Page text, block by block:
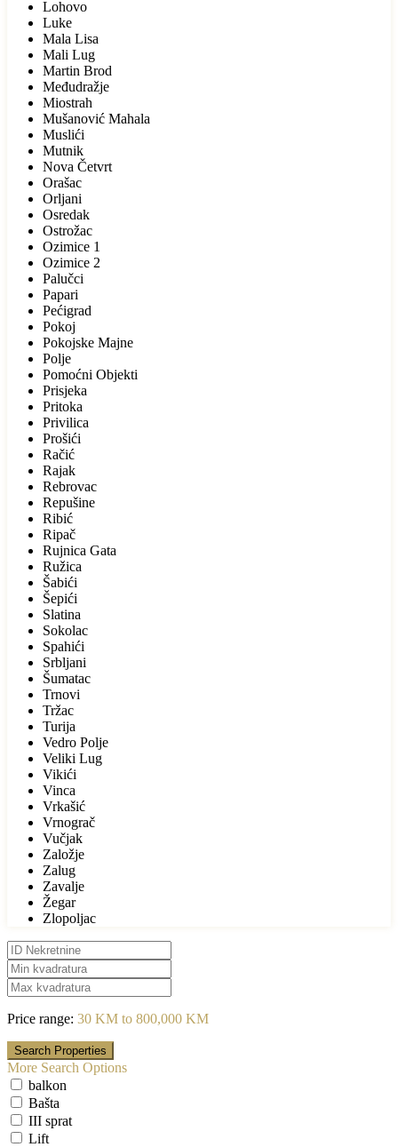
Lohovo
Luke
Mala Lisa
Mali Lug
Martin Brod
Međudražje
Miostrah
Mušanović Mahala
Muslići
Mutnik
Nova Četvrt
Orašac
Orljani
Osredak
Ostrožac
Ozimice 1
Ozimice 2
Palučci
Papari
Pećigrad
Pokoj
Pokojske Majne
Polje
Pomoćni Objekti
Prisjeka
Pritoka
Privilica
Prošići
Račić
Rajak
Rebrovac
Repušine
Ribić
Ripač
Rujnica Gata
Ružica
Šabići
Šepići
Slatina
Sokolac
Spahići
Srbljani
Šumatac
Trnovi
Tržac
Turija
Vedro Polje
Veliki Lug
Vikići
Vinca
Vrkašić
Vrnograč
Vučjak
Založje
Zalug
Zavalje
Žegar
Zlopoljac
Price range: 30 KM to 800,000 KM
More Search Options
balkon
Bašta
III sprat
Lift